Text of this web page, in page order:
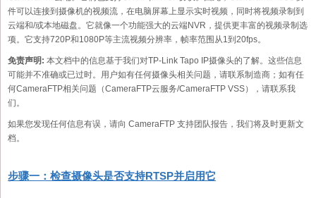
件可以连接到摄像机的视频流，在电脑屏幕上显示实时视频，同时将视频录制到
云端和/或本地磁盘。它就像一个功能强大的云端NVR，提供更丰富的视频录制选
项。它支持720P和1080P等主流视频分辨率，帧率范围从1到20fps。
免责声明: 本文档中的信息基于我们对TP-Link Tapo IP摄像头的了解。这些信息
可能并不准确或已过时。用户如有任何摄像头相关问题，请联系制造商；如有任
何CameraFTP相关问题（CameraFTP云服务/CameraFTP VSS），请联系我
们。
如果您发现任何信息有误，请向 CameraFTP 支持团队报告，我们将及时更新文
档。
步骤一：检查摄像头是否支持RTSP并启用它